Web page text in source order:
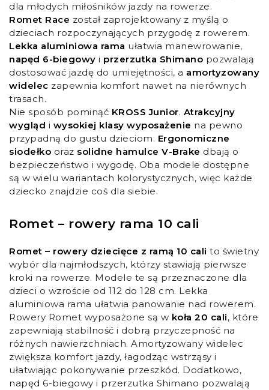
dla młodych miłośników jazdy na rowerze.
Romet Race został zaprojektowany z myślą o
dzieciach rozpoczynających przygodę z rowerem.
Lekka aluminiowa rama ułatwia manewrowanie,
napęd 6-biegowy i przerzutka Shimano pozwalają
dostosować jazdę do umiejętności, a amortyzowany
widelec zapewnia komfort nawet na nierównych
trasach.
Nie sposób pominąć KROSS Junior. Atrakcyjny
wygląd i wysokiej klasy wyposażenie na pewno
przypadną do gustu dzieciom. Ergonomiczne
siodełko oraz solidne hamulce V-Brake dbają o
bezpieczeństwo i wygodę. Oba modele dostępne
są w wielu wariantach kolorystycznych, więc każde
dziecko znajdzie coś dla siebie.
Romet – rowery rama 10 cali
Romet – rowery dziecięce z ramą 10 cali to świetny
wybór dla najmłodszych, którzy stawiają pierwsze
kroki na rowerze. Modele te są przeznaczone dla
dzieci o wzroście od 112 do 128 cm. Lekka
aluminiowa rama ułatwia panowanie nad rowerem.
Rowery Romet wyposażone są w koła 20 cali, które
zapewniają stabilność i dobrą przyczepność na
różnych nawierzchniach. Amortyzowany widelec
zwiększa komfort jazdy, łagodząc wstrząsy i
ułatwiając pokonywanie przeszkód. Dodatkowo,
napęd 6-biegowy i przerzutka Shimano pozwalają